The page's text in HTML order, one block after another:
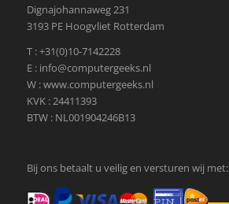
Dignajohannaweg 231
3193 PE Hoogvliet Rotterdam
T : +31(0)10-7142228
E : info@computergeeks.nl
W : www.computergeeks.nl
KVK : 24411393
BTW : NL001904246B13
Bij ons betaalt u veilig en versturen wij met: